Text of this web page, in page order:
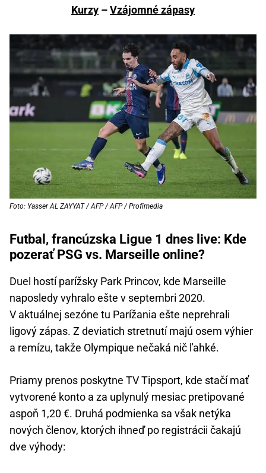
Kurzy –Vzájomné zápasy
Foto: Yasser AL ZAYYAT / AFP / AFP / Profimedia
Futbal, francúzska Ligue 1 dnes live: Kde
pozerať PSG vs. Marseille online?
Duel hostí parížsky Park Princov, kde Marseille
naposledy vyhralo ešte v septembri 2020.
V aktuálnej sezóne tu Parížania ešte neprehrali
ligový zápas. Z deviatich stretnutí majú osem výhier
a remízu, takže Olympique nečaká nič ľahké.
Priamy prenos poskytne TV Tipsport, kde stačí mať
vytvorené konto a za uplynulý mesiac pretipované
aspoň 1,20 €. Druhá podmienka sa však netýka
nových členov, ktorých ihneď po registrácii čakajú
dve výhody: